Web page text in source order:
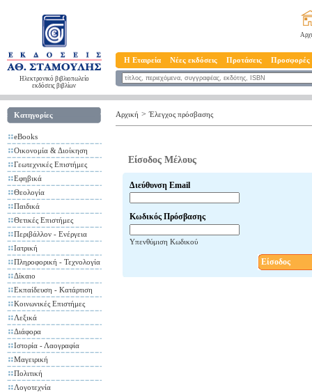
Ηλεκτρονικό βιβλιοπωλείο
εκδόσεις βιβλίων
Η Εταιρεία Νέες εκδόσεις Προτάσεις Προσφορές
Κατηγορίες
eBooks
Οικονομία & Διοίκηση
Γεωτεχνικές Επιστήμες
Εφηβικά
Θεολογία
Παιδικά
Θετικές Επιστήμες
Περιβάλλον - Ενέργεια
Ιατρική
Πληροφορική - Τεχνολογία
Δίκαιο
Εκπαίδευση - Κατάρτιση
Κοινωνικές Επιστήμες
Λεξικά
Διάφορα
Ιστορία - Λαογραφία
Μαγειρική
Πολιτική
Λογοτεχνία
Αρχική > Έλεγχος πρόσβασης
Είσοδος Μέλους
Διεύθυνση Email
Κωδικός Πρόσβασης
Υπενθύμιση Κωδικού
Είσοδος